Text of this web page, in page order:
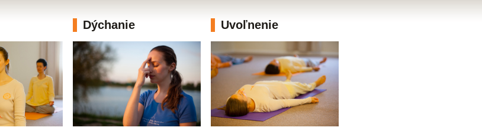
Dýchanie Uvoľnenie